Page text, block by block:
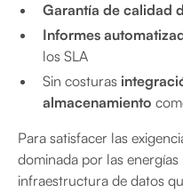
Garantía de calidad
Informes
los SLA
Sin costuras
almacenamiento
Para satisfacer las
dominada por las
infraestructura de datos